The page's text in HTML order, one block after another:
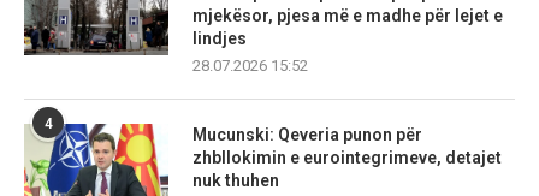
mjekësor, pjesa më e madhe për lejet e
lindjes
28.07.2026 15:52
4
Mucunski: Qeveria punon për
zhbllokimin e eurointegrimeve, detajet
nuk thuhen